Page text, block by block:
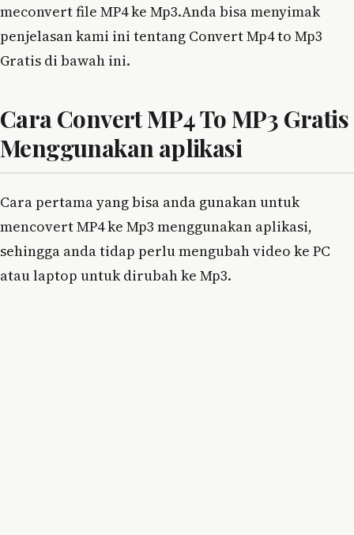
meconvert file MP4 ke Mp3.Anda bisa menyimak
penjelasan kami ini tentang Convert Mp4 to Mp3
Gratis di bawah ini.
Cara Convert MP4 To MP3 Gratis
Menggunakan aplikasi
Cara pertama yang bisa anda gunakan untuk
mencovert MP4 ke Mp3 menggunakan aplikasi,
sehingga anda tidap perlu mengubah video ke PC
atau laptop untuk dirubah ke Mp3.